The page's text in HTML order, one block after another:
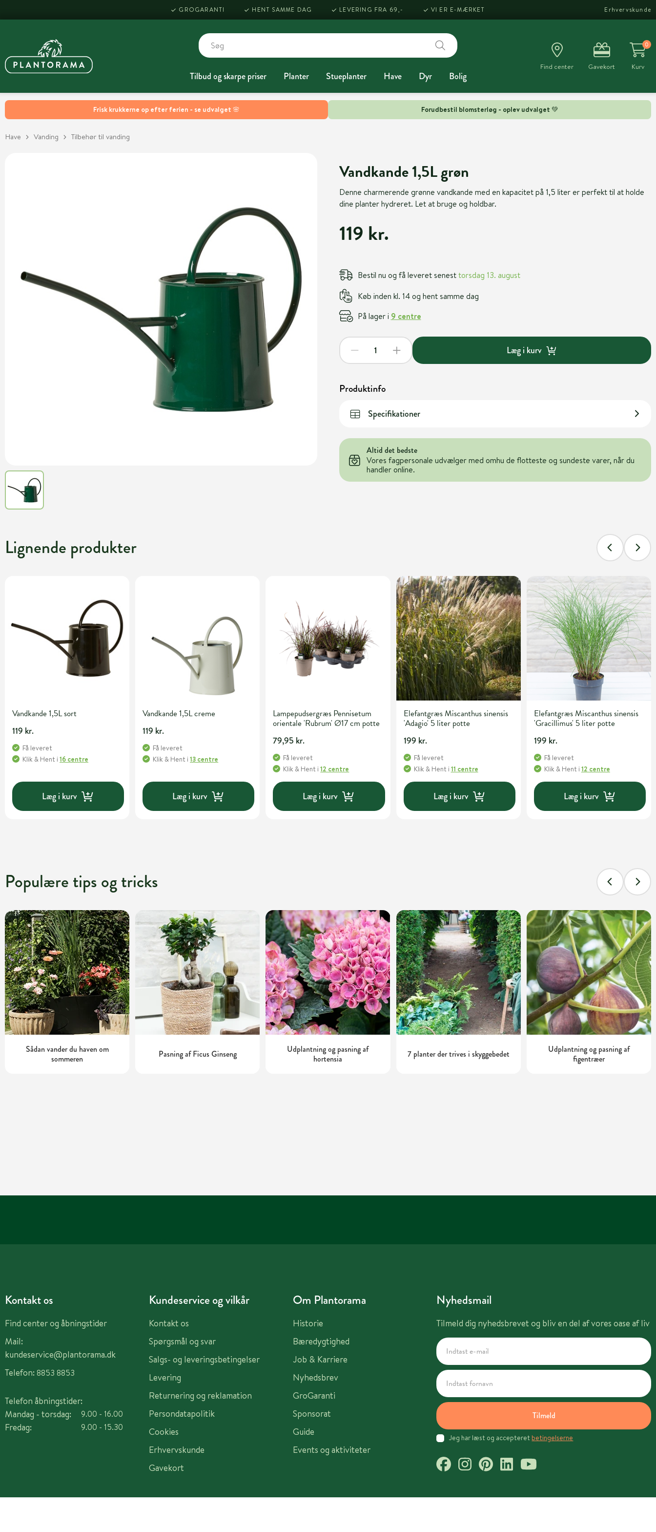
Frisk krukkerne op efter ferien - se udvalget 🌸 Forudbestil blomsterløg - oplev udvalget 💚
GROGARANTI HENT SAMME DAG LEVERING FRA 69,- VI ER E-MÆRKET Erhvervskunde
Tilbud og skarpe priser Planter Stueplanter Have Dyr Bolig
Find center Gavekort
0
Kurv
Have Vanding Tilbehør til vanding
Vandkande 1,5L grøn
Denne charmerende grønne vandkande med en kapacitet på 1,5 liter er perfekt til at holde
dine planter hydreret. Let at bruge og holdbar.
119 kr.
Bestil nu og få leveret senesttorsdag 13. august
Køb inden kl. 14 og hent samme dag
På lager i 9 centre
Læg i kurv
Produktinfo
Specifikationer
Altid det bedste
Vores fagpersonale udvælger med omhu de flotteste og sundeste varer, når du
handler online.
Lignende produkter
Vandkande 1,5L sort
119 kr.
Få leveret
Klik & Hent i 16 centre
Læg i kurv
Vandkande 1,5L creme
119 kr.
Få leveret
Klik & Hent i13 centre
Læg i kurv
Lampepudsergræs Pennisetum
orientale 'Rubrum' Ø17 cm potte
79,95 kr.
Få leveret
Klik & Hent i12 centre
Læg i kurv
Elefantgræs Miscanthus sinensis
'Adagio' 5 liter potte
199 kr.
Få leveret
Klik & Hent i 11 centre
Læg i kurv
Elefantgræs Miscanthus sinensis
'Gracillimus' 5 liter potte
199 kr.
Få leveret
Klik & Hent i 12 centre
Læg i kurv
Populære tips og tricks
Sådan vander du haven om
sommeren
Pasning af Ficus Ginseng
Udplantning og pasning af
hortensia
7 planter der trives i skyggebedet
Udplantning og pasning af
figentræer
Kontakt os
Find center og åbningstider
Mail:
kundeservice@plantorama.dk
Telefon: 8853 8853
Telefon åbningstider:
Mandag - torsdag:
Fredag:
9.00 - 16.00
9.00 - 15.30
Kundeservice og vilkår
Kontakt os
Spørgsmål og svar
Salgs- og leveringsbetingelser
Levering
Returnering og reklamation
Persondatapolitik
Cookies
Erhvervskunde
Gavekort
Om Plantorama
Historie
Bæredygtighed
Job & Karriere
Nyhedsbrev
GroGaranti
Sponsorat
Guide
Events og aktiviteter
Nyhedsmail
Tilmeld dig nyhedsbrevet og bliv en del af vores oase af liv
Tilmeld
Jeg har læst og accepteret betingelserne